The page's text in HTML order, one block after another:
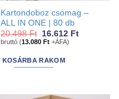
Kartondoboz csomag –
ALL IN ONE | 80 db
20.498Ft Original
price
20.498 Ft.
16.612 FtCurrent
bruttó (13.080Ft +ÁFA)
KOSÁRBA RAKOM